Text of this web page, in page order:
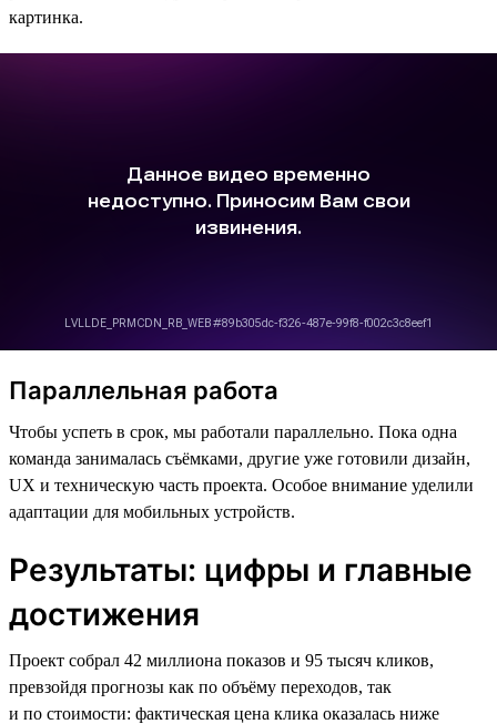
картинка.
Параллельная работа
Чтобы успеть в срок, мы работали параллельно. Пока одна
команда занималась съёмками, другие уже готовили дизайн,
UX и техническую часть проекта. Особое внимание уделили
адаптации для мобильных устройств.
Результаты: цифры и главные
достижения
Проект собрал 42 миллиона показов и 95 тысяч кликов,
превзойдя прогнозы как по объёму переходов, так
и по стоимости: фактическая цена клика оказалась ниже